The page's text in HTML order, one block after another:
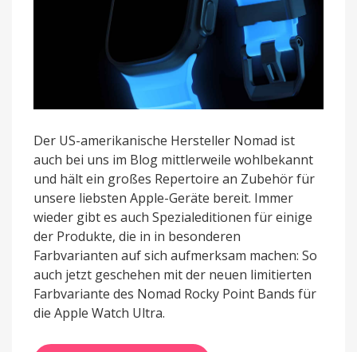
Der US-amerikanische Hersteller Nomad ist
auch bei uns im Blog mittlerweile wohlbekannt
und hält ein großes Repertoire an Zubehör für
unsere liebsten Apple-Geräte bereit. Immer
wieder gibt es auch Spezialeditionen für einige
der Produkte, die in in besonderen
Farbvarianten auf sich aufmerksam machen: So
auch jetzt geschehen mit der neuen limitierten
Farbvariante des Nomad Rocky Point Bands für
die Apple Watch Ultra.